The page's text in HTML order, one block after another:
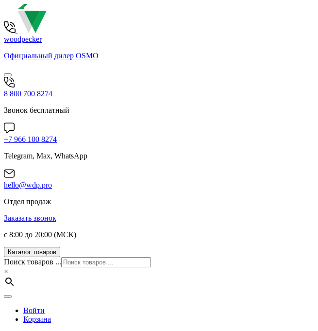
woodpecker
Официальный дилер OSMO
8 800 700 8274
Звонок бесплатный
+7 966 100 8274
Telegram, Max, WhatsApp
hello@wdp.pro
Отдел продаж
Заказать звонок
с 8:00 до 20:00 (МСК)
Каталог товаров
Поиск товаров ...
×
Войти
Корзина